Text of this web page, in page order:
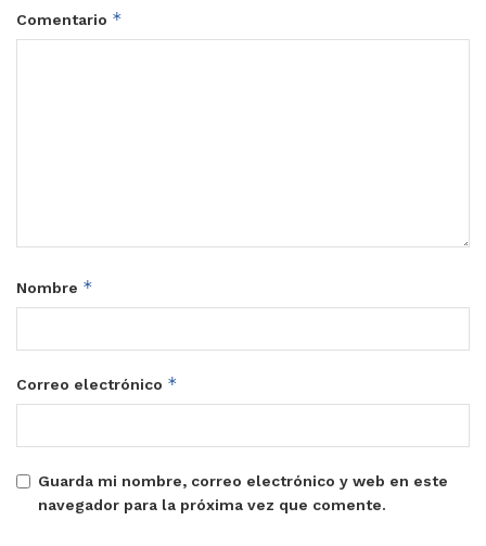
Comentario *
Nombre *
Correo electrónico *
Guarda mi nombre, correo electrónico y web en este
navegador para la próxima vez que comente.